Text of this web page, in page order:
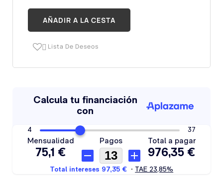
AÑADIR A LA CESTA
 Lista De Deseos